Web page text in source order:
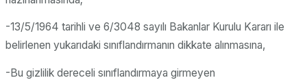
-13/5/1964 tarihli ve 6/3048 sayılı Bakanlar Kurulu Kararı ile
belirlenen yukarıdaki sınıflandırmanın dikkate alınmasına,
-Bu gizlilik dereceli sınıflandırmaya girmeyen